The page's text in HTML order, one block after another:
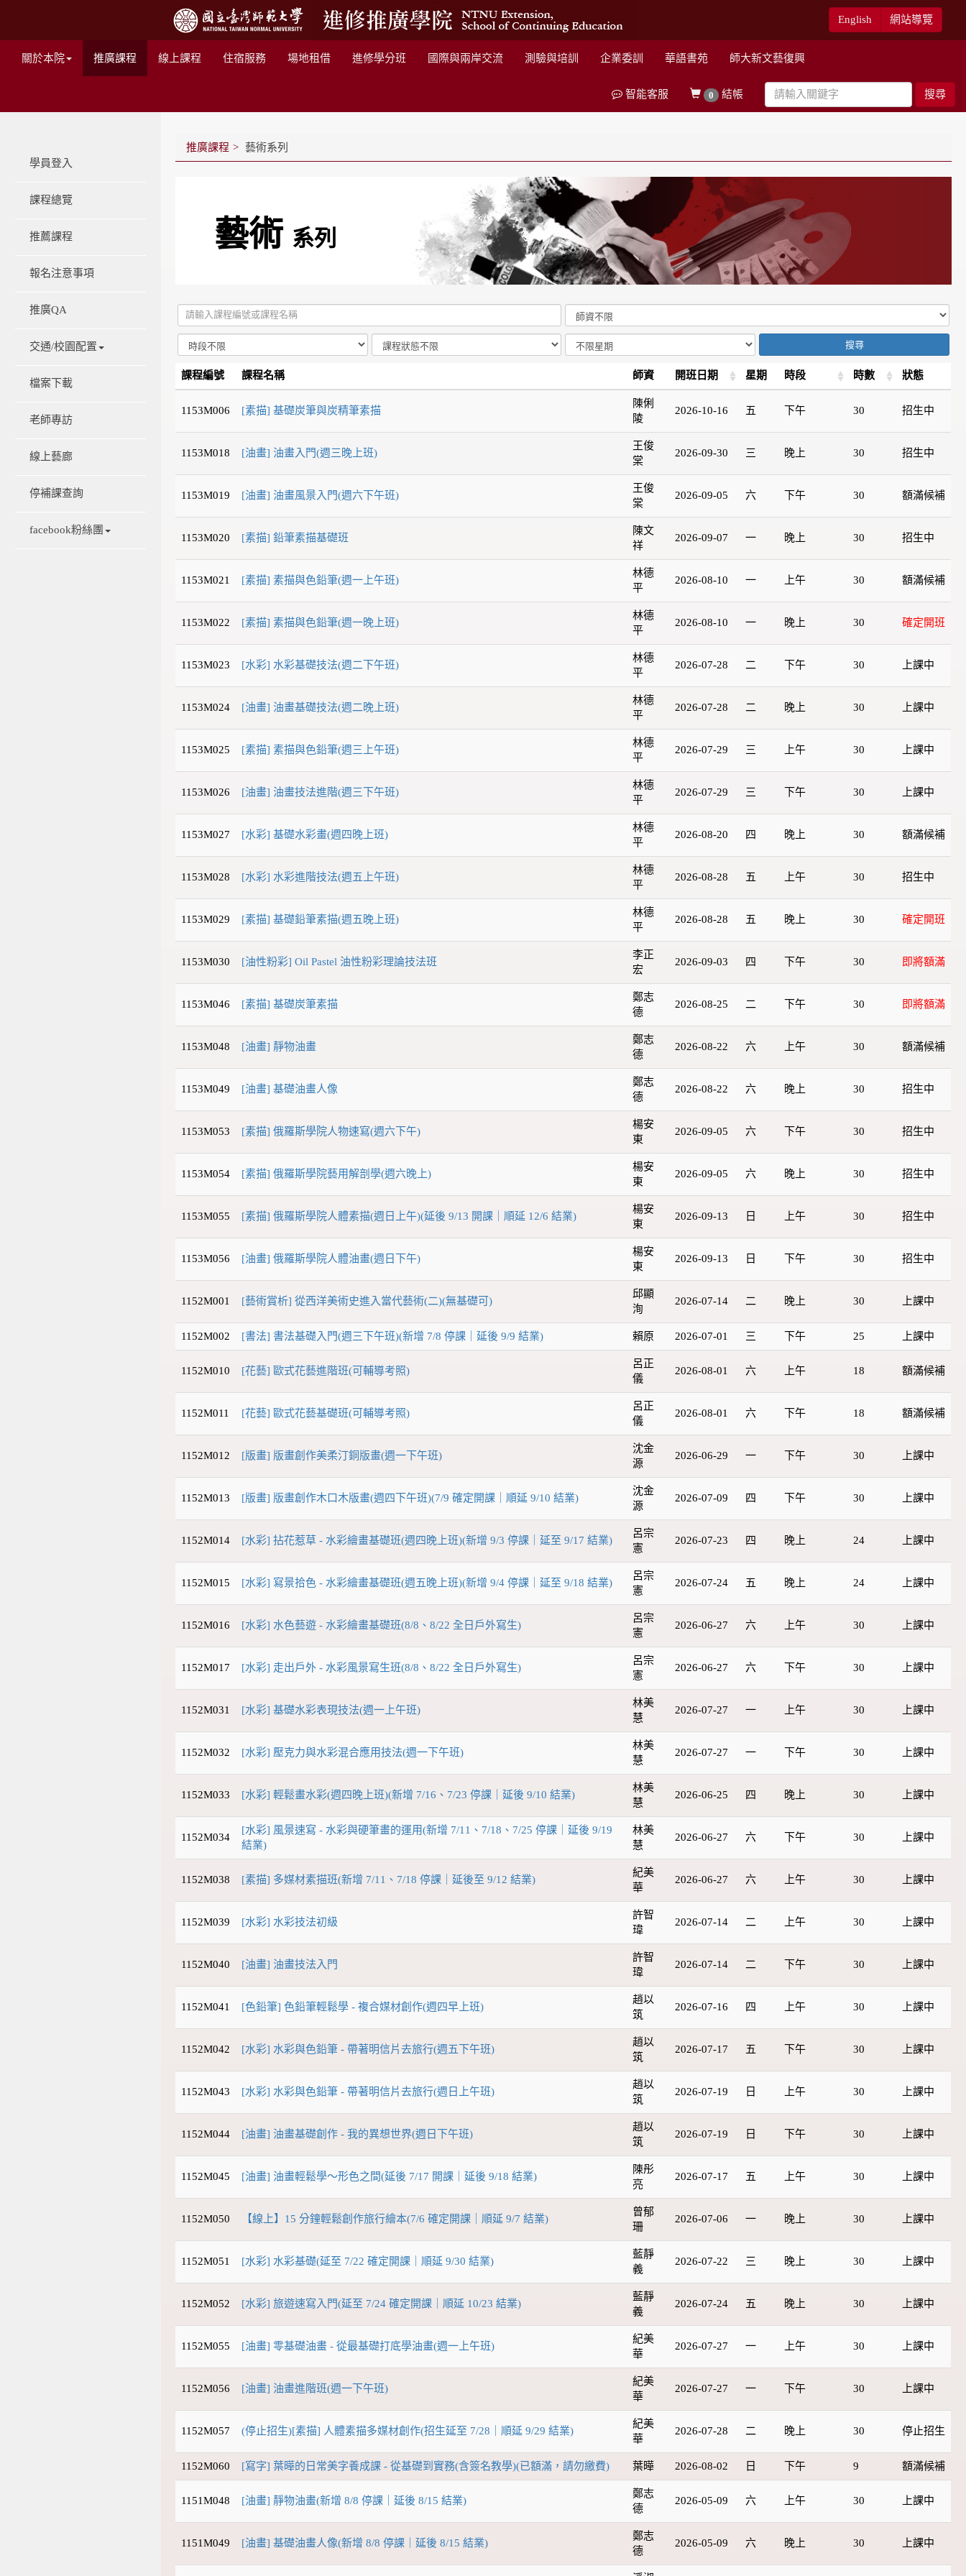
English 網站導覽
關於本院 推廣課程 線上課程 住宿服務 場地租借 進修學分班 國際與兩岸交流 測驗與培訓 企業委訓 華語書苑 師大新文藝復興
搜尋
0 結帳
智能客服
學員登入
課程總覽
推薦課程
報名注意事項
推廣QA
交通/校園配置
檔案下載
老師專訪
線上藝廊
停補課查詢
facebook粉絲團
推廣課程 藝術系列
藝術 系列
搜尋
課程編號 課程名稱 師資 開班日期 星期 時段 時數 狀態
1153M006 [素描] 基礎炭筆與炭精筆素描
陳俐
陵
2026-10-16 五 下午 30 招生中
1153M018 [油畫] 油畫入門(週三晚上班)
王俊
棠
2026-09-30 三 晚上 30 招生中
1153M019 [油畫] 油畫風景入門(週六下午班)
王俊
棠
2026-09-05 六 下午 30 額滿候補
1153M020 [素描] 鉛筆素描基礎班
陳文
祥
2026-09-07 一 晚上 30 招生中
1153M021 [素描] 素描與色鉛筆(週一上午班)
林德
平
2026-08-10 一 上午 30 額滿候補
1153M022 [素描] 素描與色鉛筆(週一晚上班)
林德
平
2026-08-10 一 晚上 30 確定開班
1153M023 [水彩] 水彩基礎技法(週二下午班)
林德
平
2026-07-28 二 下午 30 上課中
1153M024 [油畫] 油畫基礎技法(週二晚上班)
林德
平
2026-07-28 二 晚上 30 上課中
1153M025 [素描] 素描與色鉛筆(週三上午班)
林德
平
2026-07-29 三 上午 30 上課中
1153M026 [油畫] 油畫技法進階(週三下午班)
林德
平
2026-07-29 三 下午 30 上課中
1153M027 [水彩] 基礎水彩畫(週四晚上班)
林德
平
2026-08-20 四 晚上 30 額滿候補
1153M028 [水彩] 水彩進階技法(週五上午班)
林德
平
2026-08-28 五 上午 30 招生中
1153M029 [素描] 基礎鉛筆素描(週五晚上班)
林德
平
2026-08-28 五 晚上 30 確定開班
1153M030 [油性粉彩] Oil Pastel 油性粉彩理論技法班
李正
宏
2026-09-03 四 下午 30 即將額滿
1153M046 [素描] 基礎炭筆素描
鄭志
德
2026-08-25 二 下午 30 即將額滿
1153M048 [油畫] 靜物油畫
鄭志
德
2026-08-22 六 上午 30 額滿候補
1153M049 [油畫] 基礎油畫人像
鄭志
德
2026-08-22 六 晚上 30 招生中
1153M053 [素描] 俄羅斯學院人物速寫(週六下午)
楊安
東
2026-09-05 六 下午 30 招生中
1153M054 [素描] 俄羅斯學院藝用解剖學(週六晚上)
楊安
東
2026-09-05 六 晚上 30 招生中
1153M055 [素描] 俄羅斯學院人體素描(週日上午)(延後 9/13 開課｜順延 12/6 結業)
楊安
東
2026-09-13 日 上午 30 招生中
1153M056 [油畫] 俄羅斯學院人體油畫(週日下午)
楊安
東
2026-09-13 日 下午 30 招生中
1152M001 [藝術賞析] 從西洋美術史進入當代藝術(二)(無基礎可)
邱顯
洵
2026-07-14 二 晚上 30 上課中
1152M002 [書法] 書法基礎入門(週三下午班)(新增 7/8 停課｜延後 9/9 結業) 賴原 2026-07-01 三 下午 25 上課中
1152M010 [花藝] 歐式花藝進階班(可輔導考照)
呂正
儀
2026-08-01 六 上午 18 額滿候補
1152M011 [花藝] 歐式花藝基礎班(可輔導考照)
呂正
儀
2026-08-01 六 下午 18 額滿候補
1152M012 [版畫] 版畫創作美柔汀銅版畫(週一下午班)
沈金
源
2026-06-29 一 下午 30 上課中
1152M013 [版畫] 版畫創作木口木版畫(週四下午班)(7/9 確定開課｜順延 9/10 結業)
沈金
源
2026-07-09 四 下午 30 上課中
1152M014 [水彩] 拈花惹草 - 水彩繪畫基礎班(週四晚上班)(新增 9/3 停課｜延至 9/17 結業)
呂宗
憲
2026-07-23 四 晚上 24 上課中
1152M015 [水彩] 寫景拾色 - 水彩繪畫基礎班(週五晚上班)(新增 9/4 停課｜延至 9/18 結業)
呂宗
憲
2026-07-24 五 晚上 24 上課中
1152M016 [水彩] 水色藝遊 - 水彩繪畫基礎班(8/8、8/22 全日戶外寫生)
呂宗
憲
2026-06-27 六 上午 30 上課中
1152M017 [水彩] 走出戶外 - 水彩風景寫生班(8/8、8/22 全日戶外寫生)
呂宗
憲
2026-06-27 六 下午 30 上課中
1152M031 [水彩] 基礎水彩表現技法(週一上午班)
林美
慧
2026-07-27 一 上午 30 上課中
1152M032 [水彩] 壓克力與水彩混合應用技法(週一下午班)
林美
慧
2026-07-27 一 下午 30 上課中
1152M033 [水彩] 輕鬆畫水彩(週四晚上班)(新增 7/16、7/23 停課｜延後 9/10 結業)
林美
慧
2026-06-25 四 晚上 30 上課中
1152M034
[水彩] 風景速寫 - 水彩與硬筆畫的運用(新增 7/11、7/18、7/25 停課｜延後 9/19
結業)
林美
慧
2026-06-27 六 下午 30 上課中
1152M038 [素描] 多媒材素描班(新增 7/11、7/18 停課｜延後至 9/12 結業)
紀美
華
2026-06-27 六 上午 30 上課中
1152M039 [水彩] 水彩技法初級
許智
瑋
2026-07-14 二 上午 30 上課中
1152M040 [油畫] 油畫技法入門
許智
瑋
2026-07-14 二 下午 30 上課中
1152M041 [色鉛筆] 色鉛筆輕鬆學 - 複合媒材創作(週四早上班)
趙以
筑
2026-07-16 四 上午 30 上課中
1152M042 [水彩] 水彩與色鉛筆 - 帶著明信片去旅行(週五下午班)
趙以
筑
2026-07-17 五 下午 30 上課中
1152M043 [水彩] 水彩與色鉛筆 - 帶著明信片去旅行(週日上午班)
趙以
筑
2026-07-19 日 上午 30 上課中
1152M044 [油畫] 油畫基礎創作 - 我的異想世界(週日下午班)
趙以
筑
2026-07-19 日 下午 30 上課中
1152M045 [油畫] 油畫輕鬆學～形色之間(延後 7/17 開課｜延後 9/18 結業)
陳彤
亮
2026-07-17 五 上午 30 上課中
1152M050 【線上】15 分鐘輕鬆創作旅行繪本(7/6 確定開課｜順延 9/7 結業)
曾郁
珊
2026-07-06 一 晚上 30 上課中
1152M051 [水彩] 水彩基礎(延至 7/22 確定開課｜順延 9/30 結業)
藍靜
義
2026-07-22 三 晚上 30 上課中
1152M052 [水彩] 旅遊速寫入門(延至 7/24 確定開課｜順延 10/23 結業)
藍靜
義
2026-07-24 五 晚上 30 上課中
1152M055 [油畫] 零基礎油畫 - 從最基礎打底學油畫(週一上午班)
紀美
華
2026-07-27 一 上午 30 上課中
1152M056 [油畫] 油畫進階班(週一下午班)
紀美
華
2026-07-27 一 下午 30 上課中
1152M057 (停止招生)[素描] 人體素描多媒材創作(招生延至 7/28｜順延 9/29 結業)
紀美
華
2026-07-28 二 晚上 30 停止招生
1152M060 [寫字] 葉曄的日常美字養成課 - 從基礎到實務(含簽名教學)(已額滿，請勿繳費) 葉曄 2026-08-02 日 下午 9 額滿候補
1151M048 [油畫] 靜物油畫(新增 8/8 停課｜延後 8/15 結業)
鄭志
德
2026-05-09 六 上午 30 上課中
1151M049 [油畫] 基礎油畫人像(新增 8/8 停課｜延後 8/15 結業)
鄭志
德
2026-05-09 六 晚上 30 上課中